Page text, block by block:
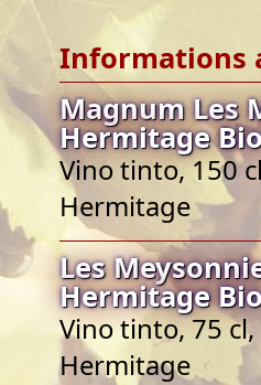
Informations
Magnum Les
Hermitage
Vino tinto, 150
Hermitage
Les
Hermitage
Vino tinto, 75 cl,
Hermitage